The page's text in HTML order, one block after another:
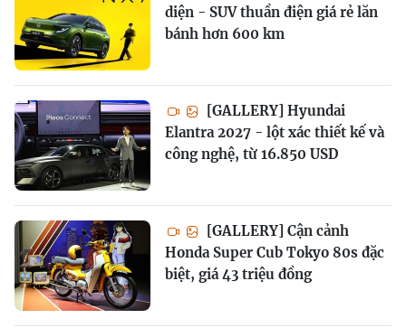
diện - SUV thuần điện giá rẻ lăn
bánh hơn 600 km
[GALLERY] Hyundai
Elantra 2027 - lột xác thiết kế và
công nghệ, từ 16.850 USD
[GALLERY] Cận cảnh
Honda Super Cub Tokyo 80s đặc
biệt, giá 43 triệu đồng